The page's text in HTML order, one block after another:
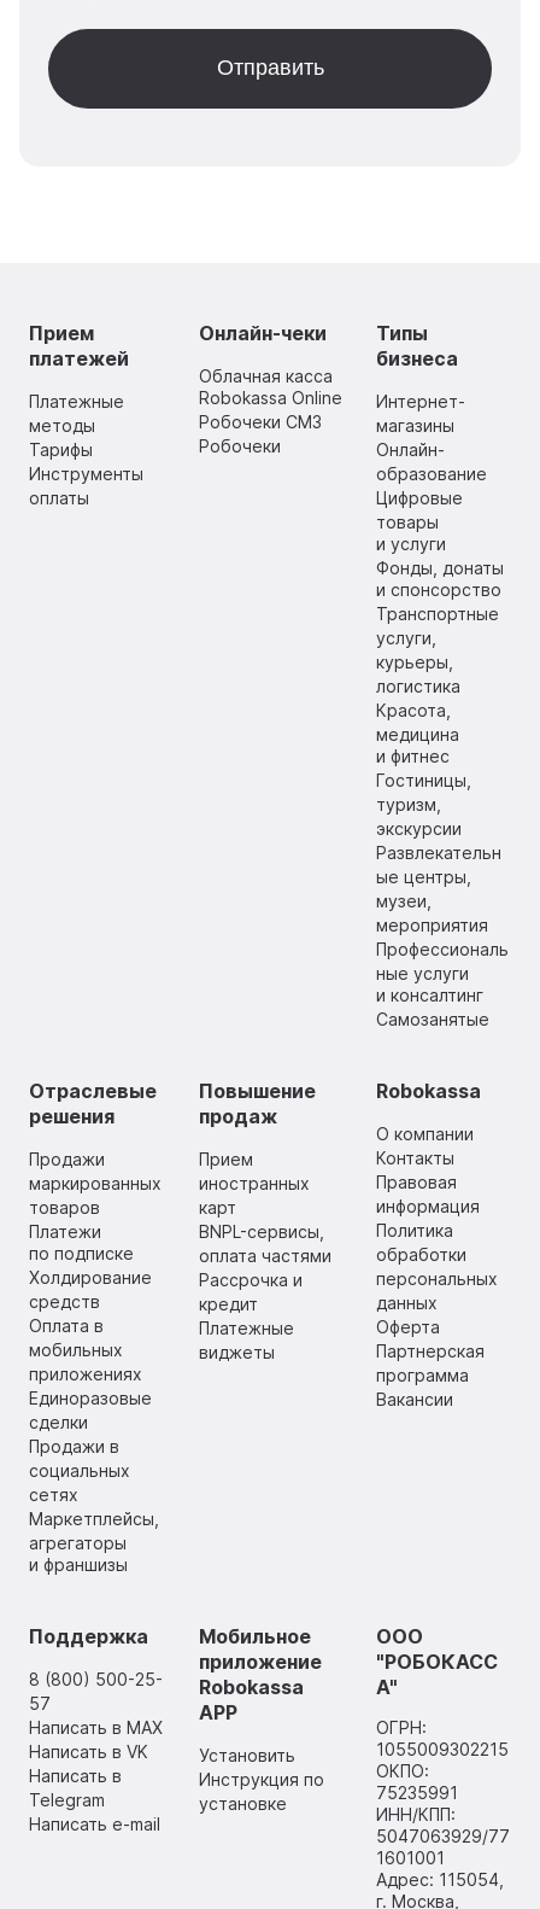
Прием
платежей
Платежные
методы
Тарифы
Инструменты
оплаты
Онлайн-чеки
Облачная касса
Robokassa Online
Робочеки СМЗ
Робочеки
Типы
бизнеса
Интернет-
магазины
Онлайн-
образование
Цифровые
товары
и услуги
Фонды, донаты
и спонсорство
Транспортные
услуги,
курьеры,
логистика
Красота,
медицина
и фитнес
Гостиницы,
туризм,
экскурсии
Развлекательн
ые центры,
музеи,
мероприятия
Профессиональ
ные услуги
и консалтинг
Самозанятые
Отраслевые
решения
Продажи
маркированных
товаров
Платежи
по подписке
Холдирование
средств
Оплата в
мобильных
приложениях
Единоразовые
сделки
Продажи в
социальных
сетях
Маркетплейсы,
агрегаторы
и франшизы
Повышение
продаж
Прием
иностранных
карт
BNPL-сервисы,
оплата частями
Рассрочка и
кредит
Платежные
виджеты
Robokassa
О компании
Контакты
Правовая
информация
Политика
обработки
персональных
данных
Оферта
Партнерская
программа
Вакансии
Поддержка
8 (800) 500-25-
57
Написать в MAX
Написать в VK
Написать в
Telegram
Написать e-mail
Мобильное
приложение
Robokassa
APP
Установить
Инструкция по
установке
ООО
"РОБОКАСС
А"
ОГРН:
1055009302215
ОКПО:
75235991
ИНН/КПП:
5047063929/77
1601001
Адрес: 115054,
г. Москва,